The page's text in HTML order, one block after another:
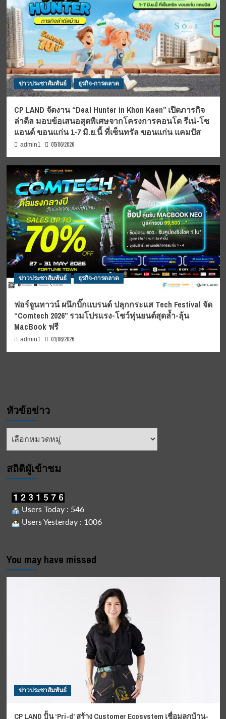
ข่าวประชาสัมพันธ์ ธุรกิจ-การตลาด
CP LAND จัดงาน “Deal Hunter in Khon Kaen” เปิดภารกิจ
ล่าดีล มอบข้อเสนอสุดพิเศษจากโครงการคอนโด รีเน่-โซ
แอนด์ ขอนแก่น 1-7 มิ.ย.นี้ ที่เซ็นทรัล ขอนแก่น แคมปัส
admin1 05/06/2026
ข่าวประชาสัมพันธ์ ธุรกิจ-การตลาด
ฟอร์จูนทาวน์ ผนึกบิ๊กแบรนด์ ปลุกกระแส Tech Festival จัด
“Comtech 2026” รวมโปรแรง-โชว์หุ่นยนต์สุดล้ำ-ลุ้น
MacBook ฟรี
admin1 01/06/2026
หัวข้อข่าว
หัวข้อ
สถิติผูัเข้าชม
Users Today : 546
Users Yesterday : 1006
You may have missed
ข่าวประชาสัมพันธ์
CP LAND ปั้น ‘Pri-d’ สร้าง Customer Ecosystem เชื่อมลูกบ้าน-